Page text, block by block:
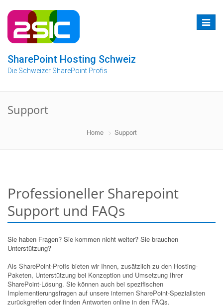
Inhalt
springen
Toggle
SharePoint Hosting Schweiz
Die Schweizer SharePoint Profis
Support
Home Support
Professioneller Sharepoint
Support und FAQs
Sie haben Fragen? Sie kommen nicht weiter? Sie brauchen
Unterstützung?
Als SharePoint-Profis bieten wir Ihnen, zusätzlich zu den Hosting-
Paketen, Unterstützung bei Konzeption und Umsetzung Ihrer
SharePoint-Lösung. Sie können auch bei spezifischen
Implementierungsfragen auf unsere internen SharePoint-Spezialisten
zurückgreifen oder finden Antworten online in den FAQs.